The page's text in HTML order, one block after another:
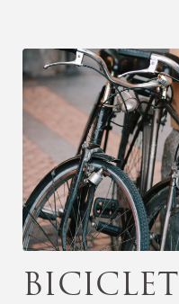
Tre
Godetevi
camera